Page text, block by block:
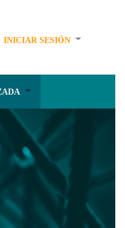
INICIAR SESIÓN